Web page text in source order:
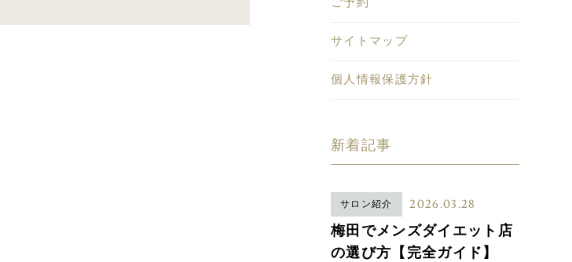
ご予約
サイトマップ
個人情報保護方針
新着記事
サロン紹介 2026.03.28
梅田でメンズダイエット店
の選び方【完全ガイド】